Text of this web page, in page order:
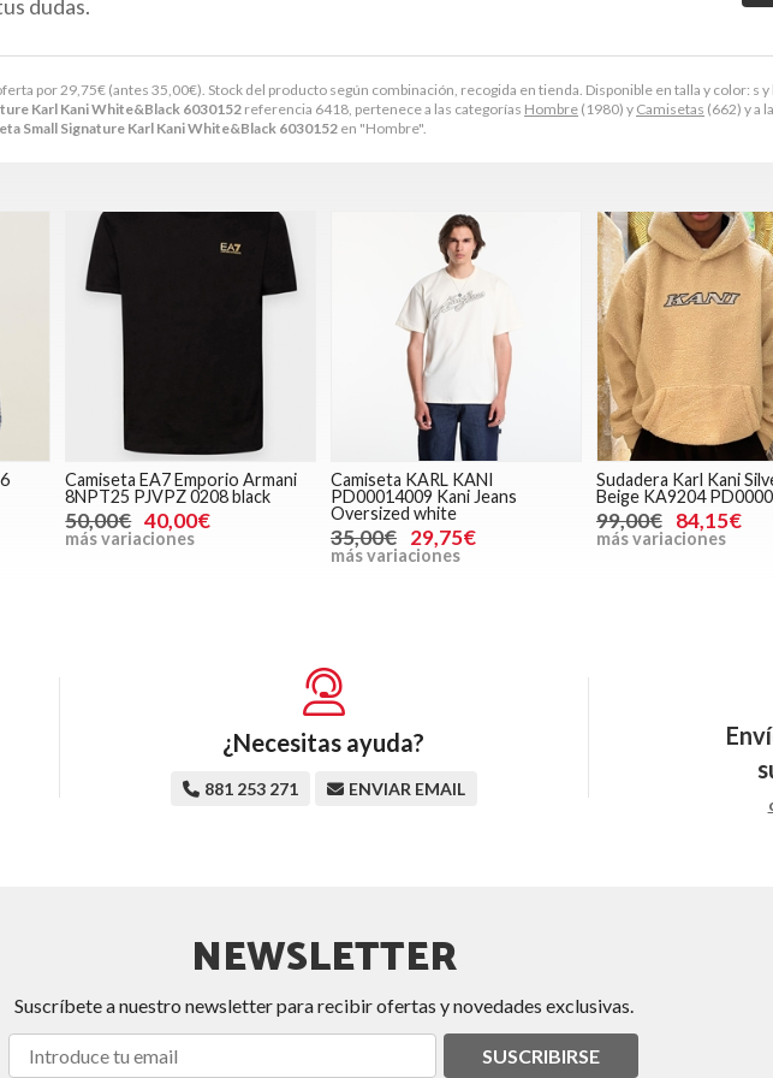
por29,75€ (antes 35,00€). Stock del producto según combinación, recogida en tienda. Disponible en talla y color: s y
Karl Kani White&Black 6030152 referencia 6418, pertenece a las categorías Hombre (1980) y Camisetas (662) y a
Small Signature Karl Kani White&Black 6030152 en "Hombre".
dudas.
Camiseta EA7 Emporio Armani
8NPT25 PJVPZ 0208 black
50,00€ 40,00€
más variaciones
Camiseta KARL KANI
PD00014009 Kani Jeans
Oversized white
35,00€ 29,75€
más variaciones
Sudadera Karl Kani
Beige KA9204
99,00€ 84,15€
más variaciones
¿Necesitas ayuda?
881 253 271 ENVIAR EMAIL
NEWSLETTER
Suscríbete a nuestro newsletter para recibir ofertas y novedades exclusivas.
SUSCRIBIRSE